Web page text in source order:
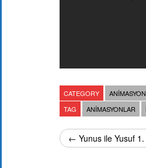
CATEGORY
TAG
ANIMASYONLAR
← Yunus ile Yusuf